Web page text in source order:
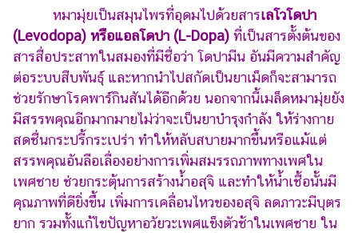
หมามุ่ยเป็นสมุนไพรที่อุดมไปด้วยสารเลโวโดปา
(Levodopa) หรือแอลโดปา (L-Dopa) ที่เป็นสารตั้งต้นของ
สารสื่อประสาทในสมองที่มีชื่อว่า โดปามีน อันมีความสำคัญ
ต่อระบบสืบพันธุ์ และหากนำไปสกัดเป็นยาเม็ดก็จะสามารถ
ช่วยรักษาโรคพาร์กินสันได้อีกด้วย นอกจากนี้เมล็ดหมามุ่ยยัง
มีสรรพคุณอีกมากมายไม่ว่าจะเป็นยาบำรุงกำลัง ให้ร่างกาย
สดชื่นกระปรี้กระเปร่า ทำให้หลับสบายมากขึ้นหรือแม้แต่
สรรพคุณอันลือเลื่องอย่างการเพิ่มสมรรถภาพทางเพศใน
เพศชาย ช่วยกระตุ้นการสร้างน้ำอสุจิ และทำให้น้ำเชื้อนั้นมี
คุณภาพที่ดียิ่งขึ้น เพิ่มการเคลื่อนไหวของอสุจิ ลดภาวะมีบุตร
ยาก รวมทั้งแก้ไขปัญหาอวัยวะเพศแข็งตัวช้าในเพศชาย ใน